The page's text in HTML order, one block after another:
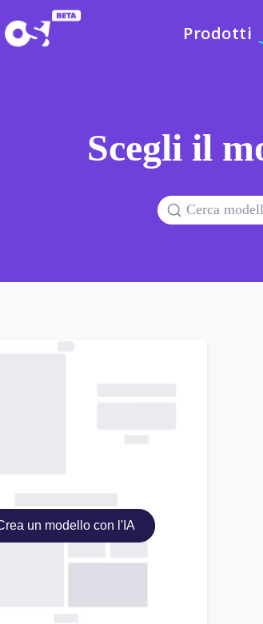
Prodotti
Scegli il
un modello con l'IA